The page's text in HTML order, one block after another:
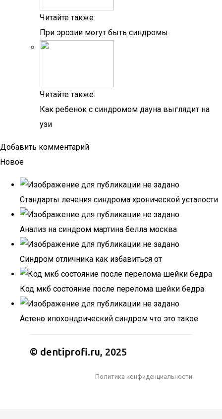
Читайте также:
При эрозии могут быть синдромы
Читайте также:
Как ребенок с синдромом дауна выглядит на
узи
Добавить комментарий
Новое
Стандарты лечения синдрома хронической усталости
Анализ на синдром мартина белла москва
Синдром отличника как избавиться от
Код мкб состояние после перелома шейки бедра
Астено ипохондрический синдром что это такое
© dentiprofi.ru, 2025
Политика конфиденциальности